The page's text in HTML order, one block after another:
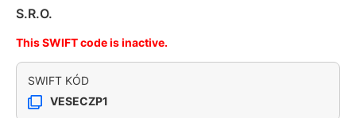
S.R.O.
This SWIFT code is inactive.
SWIFT KÓD
VESECZP1